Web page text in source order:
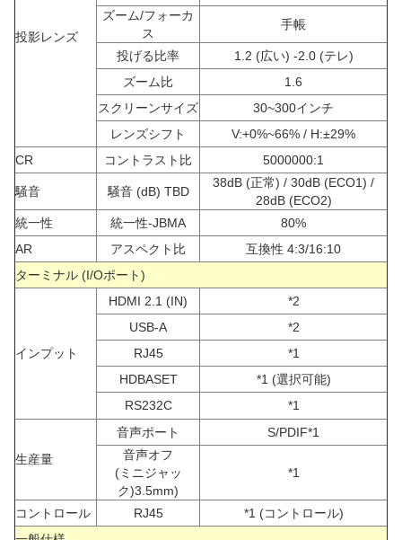
投影レンズ
ズーム/フォーカ
ス
手帳
投げる比率
1.2 (広い) -2.0 (テレ)
ズーム比
1.6
スクリーンサイズ
30~300インチ
レンズシフト
V:+0%~66% / H:±29%
CR
コントラスト比 5000000:1
騒音 騒音 (dB) TBD
38dB (正常) / 30dB (ECO1) /
28dB (ECO2)
統一性
統一性-JBMA
80%
AR
アスペクト比
互換性 4:3/16:10
ターミナル (I/Oポート)
インプット
HDMI 2.1 (IN)
*2
USB-A
*2
RJ45
*1
HDBASET
*1 (選択可能)
RS232C
*1
生産量
音声ポート
S/PDIF*1
音声オフ
(ミニジャッ
ク)3.5mm)
*1
コントロール RJ45
*1 (コントロール)